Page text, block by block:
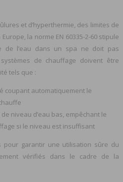
et d’hyperthermie, des limites de
la norme EN 60335-2-60 stipule
de l’eau dans un spa ne doit pas
de chauffage doivent être
tels que :
coupant automatiquement le
niveau d’eau bas, empêchant le
si le niveau est insuffisant
pour garantir une utilisation sûre du
vérifiés dans le cadre de la